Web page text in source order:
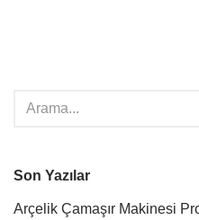
Son Yazılar
Arçelik Çamaşır Makinesi